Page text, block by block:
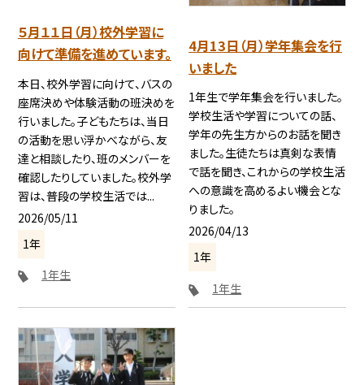
５月１１日（月）校外学習に
向けて準備を進めています。
本日、校外学習に向けて、バスの
座席決めや体験活動の班決めを
行いました。子どもたちは、当日
の活動を思い浮かべながら、友
達と相談したり、班のメンバーを
確認したりしていました。校外学
習は、普段の学校生活では...
2026/05/11
1年
1年生
4月13日（月）学年集会を行
いました
1年生で学年集会を行いました。
学校生活や学習についての話、
学年の先生方からのお話を聞き
ました。生徒たちは真剣な表情
で話を聞き、これからの学校生活
への意識を高めるよい機会とな
りました。
2026/04/13
1年
1年生